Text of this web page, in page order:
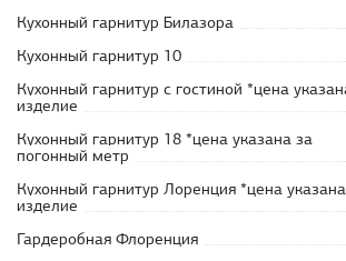
Кухонный гарнитур Билазора
Кухонный гарнитур 10
Кухонный гарнитур с гостиной *цена
изделие
Кухонный гарнитур 18 *цена указана за
погонный метр
Кухонный гарнитур Лоренция *цена
изделие
Гардеробная Флоренция